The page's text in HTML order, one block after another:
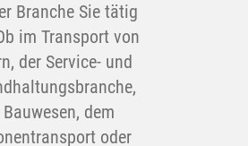
Branche Sie tätig
im Transport von
der Service- und
dem
oder